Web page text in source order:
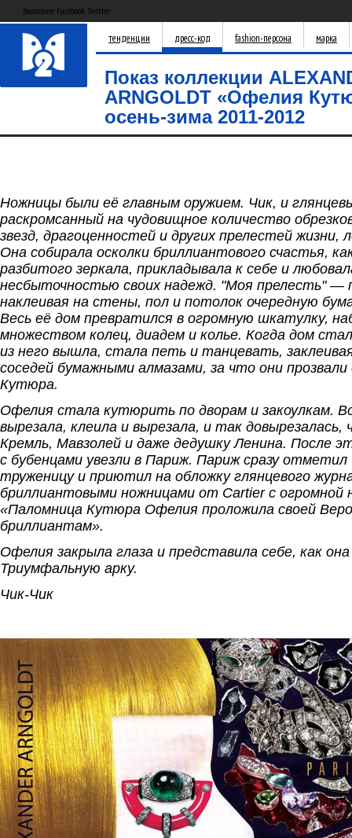
Вконтакте Facebook Twitter
тенденции дресс-код fashion-персона марка
Показ коллекции
ARNGOLDT «Офелия
осень-зима 2011-2012
Ножницы были её главным оружием. Чик, и
раскромсанный на чудовищное количество
звезд, драгоценностей и других прелестей жизни,
Она собирала осколки бриллиантового счастья,
разбитого зеркала, прикладывала к себе и
несбыточностью своих надежд. "Моя прелесть" —
наклеивая на стены, пол и потолок очередную
Весь её дом превратился в огромную шкатулку,
множеством колец, диадем и колье. Когда дом
из него вышла, стала петь и танцевать,
соседей бумажными алмазами, за что они
Кутюра.
Офелия стала кутюрить по дворам и закоулкам.
вырезала, клеила и вырезала, и так довырезалась,
Кремль, Мавзолей и даже дедушку Ленина. После
с бубенцами увезли в Париж. Париж сразу
труженицу и приютил на обложку глянцевого
бриллиантовыми ножницами от Cartier с огромной
«Паломница Кутюра Офелия проложила своей
бриллиантам».
Офелия закрыла глаза и представила себе, как
Триумфальную арку.
Чик-Чик